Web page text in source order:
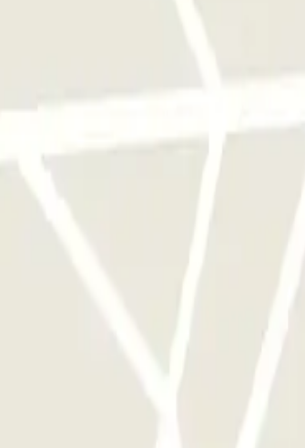
este operador disponibles en Parclick.
que quieras.
di Napoli - Scoperto: Opiniones